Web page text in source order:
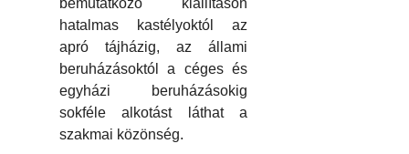
hatalmas kastélyoktól az
apró tájházig, az állami
beruházásoktól a céges és
egyházi beruházásokig
sokféle alkotást láthat a
szakmai közönség.